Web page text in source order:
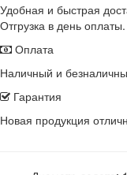
Удобная и быстрая
Отгрузка в день оплаты.
Оплата
Наличный и
Гарантия
Новая продукция